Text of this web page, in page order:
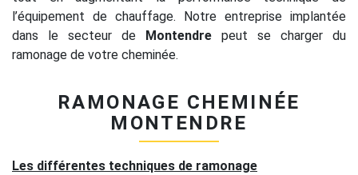
l’équipement de chauffage. Notre entreprise implantée
dans le secteur de
Montendre peut se charger du
ramonage de votre cheminée.
RAMONAGE CHEMINÉE
MONTENDRE
Les différentes techniques de ramonage